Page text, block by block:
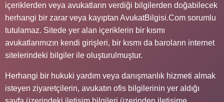
içeriklerden veya avukatların verdiği bilgilerden doğabilecek
herhangi bir zarar veya kayıptan AvukatBilgisi.Com sorumlu
tutulamaz. Sitede yer alan içeriklerin bir kısmı
avukatlarımızın kendi girişleri, bir kısmı da baroların internet
sitelerindeki bilgiler ile oluşturulmuştur.
Herhangi bir hukuki yardım veya danışmanlık hizmeti almak
isteyen ziyaretçilerin, avukatın ofis bilgilerinin yer aldığı